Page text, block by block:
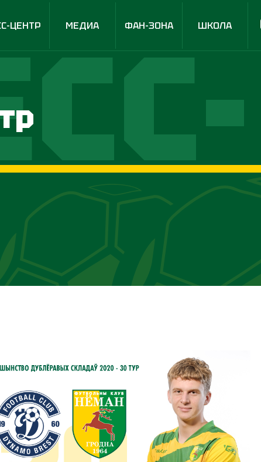
ЦЕНТР МЕДИА ФАН-ЗОНА ШКОЛА